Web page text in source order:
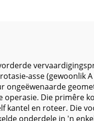
rotasie-asse
ongeëwenaarde
operasie. Die primêre
kantel en roteer. Die
onderdele in 'n